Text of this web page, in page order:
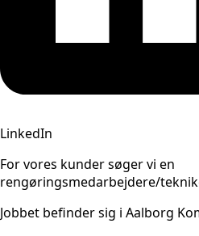
LinkedIn
For vores kunder søger vi en
rengøringsmedarbejdere/
Jobbet befinder sig i Aalborg